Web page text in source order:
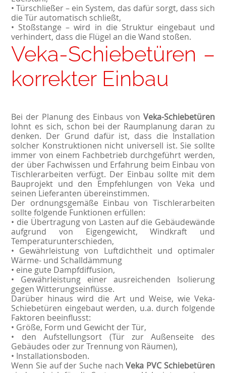
• Türschließer – ein System, das dafür sorgt, dass sich
die Tür automatisch schließt,
• Stoßstange – wird in die Struktur eingebaut und
verhindert, dass die Flügel an die Wand stoßen.
Veka-Schiebetüren –
korrekter Einbau
Bei der Planung des Einbaus von Veka-Schiebetüren
lohnt es sich, schon bei der Raumplanung daran zu
denken. Der Grund dafür ist, dass die Installation
solcher Konstruktionen nicht universell ist. Sie sollte
immer von einem Fachbetrieb durchgeführt werden,
der über Fachwissen und Erfahrung beim Einbau von
Tischlerarbeiten verfügt. Der Einbau sollte mit dem
Bauprojekt und den Empfehlungen von Veka und
seinen Lieferanten übereinstimmen.
Der ordnungsgemäße Einbau von Tischlerarbeiten
sollte folgende Funktionen erfüllen:
• die Übertragung von Lasten auf die Gebäudewände
aufgrund von Eigengewicht, Windkraft und
Temperaturunterschieden,
• Gewährleistung von Luftdichtheit und optimaler
Wärme- und Schalldämmung
• eine gute Dampfdiffusion,
• Gewährleistung einer ausreichenden Isolierung
gegen Witterungseinflüsse.
Darüber hinaus wird die Art und Weise, wie Veka-
Schiebetüren eingebaut werden, u.a. durch folgende
Faktoren beeinflusst:
• Größe, Form und Gewicht der Tür,
• den Aufstellungsort (Tür zur Außenseite des
Gebäudes oder zur Trennung von Räumen),
• Installationsboden.
Wenn Sie auf der Suche nachVeka PVC Schiebetüren